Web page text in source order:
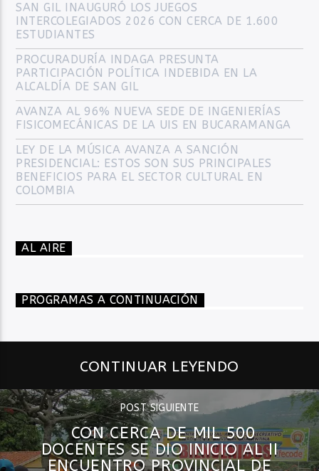
SAN GIL INAUGURÓ LOS JUEGOS
INTERCOLEGIADOS 2026 CON CERCA DE 1.600
ESTUDIANTES
PROCURADURÍA INDAGA PRESUNTA
PARTICIPACIÓN POLÍTICA INDEBIDA EN LA
ALCALDÍA DE SAN GIL
AVANZA AL 96% NUEVA SEDE DE INGENIERÍAS
FISICOMECÁNICAS DE LA UIS EN BUCARAMANGA
LEY DE LA MÚSICA AVANZA A SANCIÓN
PRESIDENCIAL: ESTOS SON SUS PRINCIPALES
BENEFICIOS PARA EL SECTOR CULTURAL EN
COLOMBIA
AL AIRE
PROGRAMAS A CONTINUACIÓN
CONTINUAR LEYENDO
POST SIGUIENTE
CON CERCA DE MIL 500
DOCENTES SE DIO INICIO AL II
ENCUENTRO PROVINCIAL DE